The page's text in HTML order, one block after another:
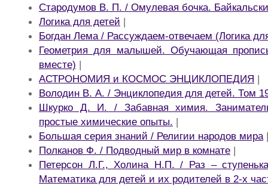
Стародумов В. П. / Омулевая бочка.
Логика для детей |
Богдан Лема / Рассуждаем-отвечаем (Логика
Геометрия для малышей. Обучающая
вместе) |
АСТРОНОМИЯ и КОСМОС ЭНЦИКЛОПЕДИЯ |
Володин В. А. / Энциклопедия для детей. Том
Шкурко Д. И. / Забавная химия.
простые химические опыты. |
Большая серия знаний / Религии народов мира|
Полканов Ф. / Подводный мир в комнате |
Петерсон Л.Г., Холина Н.П. / Раз –
Математика для детей и их родителей в 2-х